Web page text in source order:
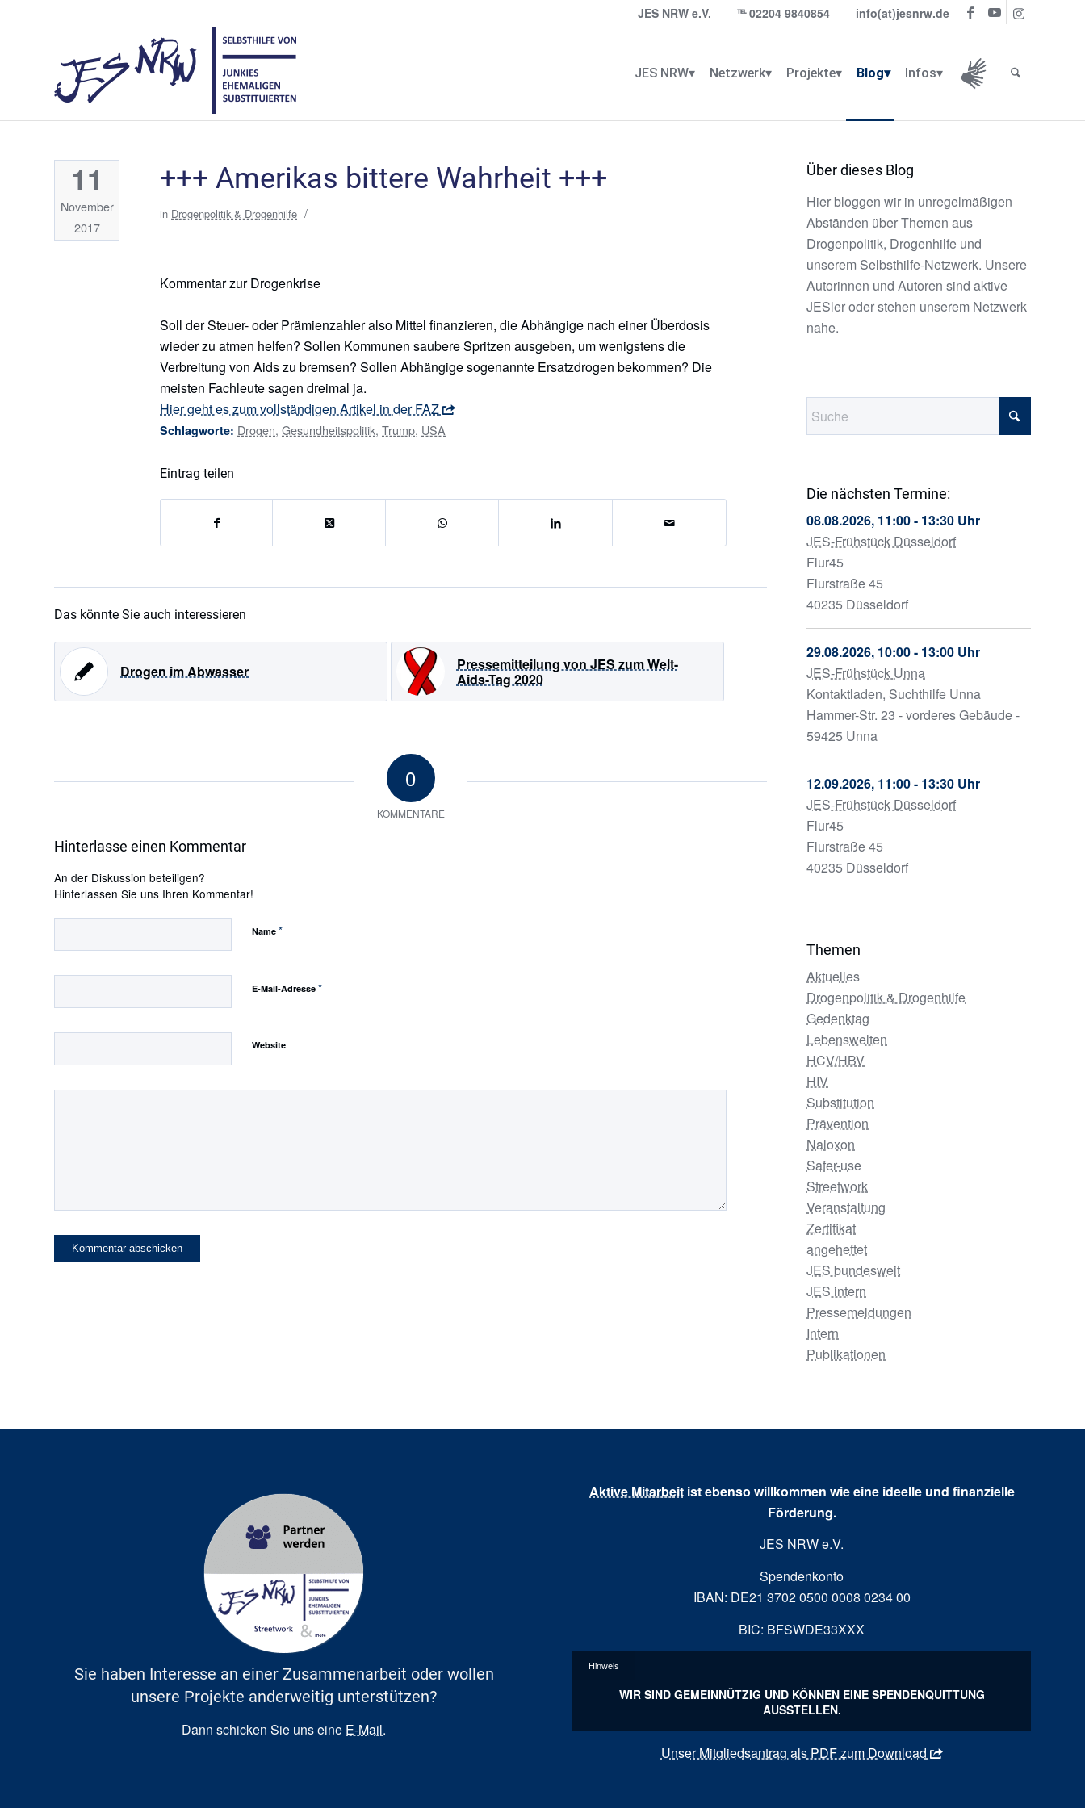
JES NRW e.V. ℡02204 9840854 info(at)jesnrw.de
JES NRW Netzwerk Projekte Blog Infos
Infos für Gehörlose
11
November
2017
+++ Amerikas bittere Wahrheit +++
in Drogenpolitik & Drogenhilfe /
Kommentar zur Drogenkrise
Soll der Steuer- oder Prämienzahler also Mittel finanzieren, die Abhängige nach einer Überdosis
wieder zu atmen helfen? Sollen Kommunen saubere Spritzen ausgeben, um wenigstens die
Verbreitung von Aids zu bremsen? Sollen Abhängige sogenannte Ersatzdrogen bekommen? Die
meisten Fachleute sagen dreimal ja.
Hier geht es zum vollständigen Artikel in der FAZ
Schlagworte: Drogen, Gesundheitspolitik, Trump, USA
Eintrag teilen
Das könnte Sie auch interessieren
Drogen im Abwasser
Pressemitteilung von JES zum Welt-
Aids-Tag 2020
0
KOMMENTARE
Hinterlasse einen Kommentar
An der Diskussion beteiligen?
Hinterlassen Sie uns Ihren Kommentar!
Name *
E-Mail-Adresse *
Website
Über dieses Blog
Hier bloggen wir in unregelmäßigen
Abständen über Themen aus
Drogenpolitik, Drogenhilfe und
unserem Selbsthilfe-Netzwerk. Unsere
Autorinnen und Autoren sind aktive
JESler oder stehen unserem Netzwerk
nahe.
Die nächsten Termine:
08.08.2026, 11:00 - 13:30 Uhr
JES-Frühstück Düsseldorf
Flur45
Flurstraße 45
40235 Düsseldorf
29.08.2026, 10:00 - 13:00 Uhr
JES-Frühstück Unna
Kontaktladen, Suchthilfe Unna
Hammer-Str. 23 - vorderes Gebäude -
59425 Unna
12.09.2026, 11:00 - 13:30 Uhr
JES-Frühstück Düsseldorf
Flur45
Flurstraße 45
40235 Düsseldorf
Themen
Aktuelles
Drogenpolitik & Drogenhilfe
Gedenktag
Lebenswelten
HCV/HBV
HIV
Substitution
Prävention
Naloxon
Safer-use
Streetwork
Veranstaltung
Zertifikat
angeheftet
JES bundesweit
JES intern
Pressemeldungen
Intern
Publikationen
Sie haben Interesse an einer Zusammenarbeit oder wollen
unsere Projekte anderweitig unterstützen?
Dann schicken Sie uns eine E-Mail.
Aktive Mitarbeitist ebenso willkommen wie eine ideelle und finanzielle
Förderung.
JES NRW e.V.
Spendenkonto
IBAN: DE21 3702 0500 0008 0234 00
BIC: BFSWDE33XXX
Hinweis
WIR SIND GEMEINNÜTZIG UND KÖNNEN EINE SPENDENQUITTUNG
AUSSTELLEN.
Unser Mitgliedsantrag als PDF zum Download